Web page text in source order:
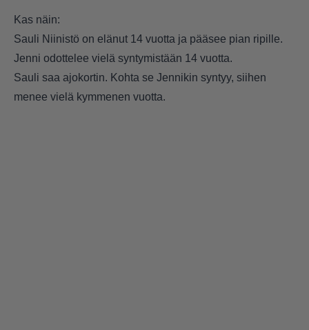
Kas näin:
Sauli Niinistö on elänut 14 vuotta ja pääsee pian ripille.
Jenni odottelee vielä syntymistään 14 vuotta.
Sauli saa ajokortin. Kohta se Jennikin syntyy, siihen
menee vielä kymmenen vuotta.